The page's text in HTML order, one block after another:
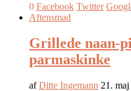
0 Facebook Twitter
Aftensmad
Grillede naan-
parmaskinke
afDitte Ingemann 21.